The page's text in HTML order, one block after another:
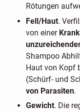
Rötungen
Fell/Haut.
von einer
Shampoo
Haut von Kopf
(Schürf- und
von Parasiten.
Gewicht. Die